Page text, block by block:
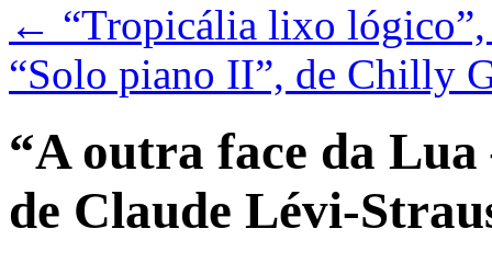
← “Tropicália lixo lógico”,
“Solo piano II”, de Chilly
“A outra face da Lua
de Claude Lévi-